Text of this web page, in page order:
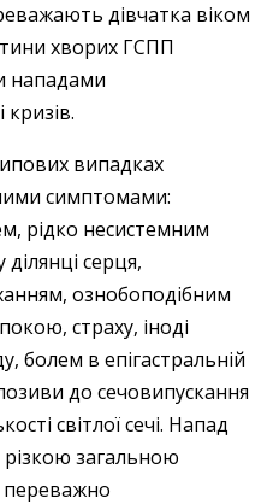
дівчатка віком
хворих ГСПП
нападами
випадках
симптомами:
рідко несистемним
серця,
ознобоподібним
страху, іноді
болем в епігастральній
до сечовипускання
світлої сечі. Напад
різкою загальною
переважно